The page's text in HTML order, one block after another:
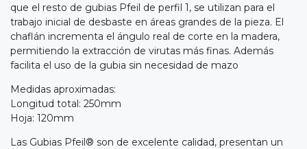
que el resto de gubias Pfeil de perfil 1, se utilizan para el
trabajo inicial de desbaste en áreas grandes de la pieza. El
chaflán incrementa el ángulo real de corte en la madera,
permitiendo la extracción de virutas más finas. Además
facilita el uso de la gubia sin necesidad de mazo
Medidas aproximadas:
Longitud total: 250mm
Hoja: 120mm
Las Gubias Pfeil® son de excelente calidad, presentan un